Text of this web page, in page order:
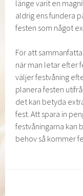
länge varit en
aldrig ens fundera
festen som något
För att
när man letar efter
väljer festvåning
planera festen
det kan betyda
fest. Att spara in
festvåningarna kan
behov så kommer